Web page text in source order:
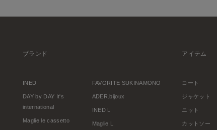
ブランド
INED
DAY by DAY It's
international
Maglie le cassetto
FAVORITE SUKINAMONO
ADER.bijoux
INED L
Maglie L
アイテム
コート
ジャケット
ニット
カットソー